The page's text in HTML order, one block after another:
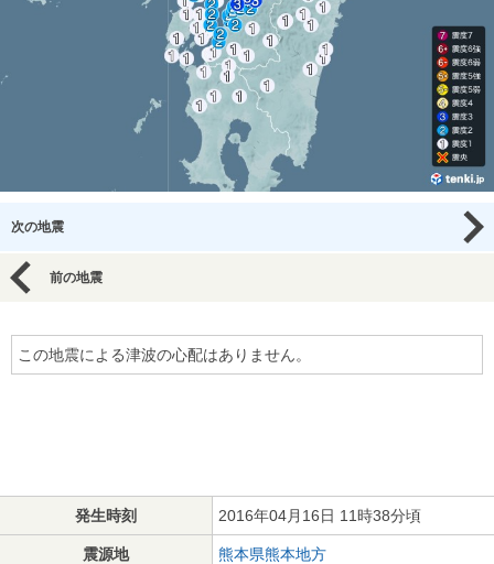
次の地震
前の地震
この地震による津波の心配はありません。
発生時刻 2016年04月16日 11時38分頃
震源地 熊本県熊本地方